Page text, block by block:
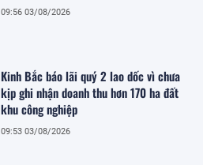
09:56 03/08/2026
Kinh Bắc báo lãi quý 2 lao dốc vì chưa
kịp ghi nhận doanh thu hơn 170 ha đất
khu công nghiệp
09:53 03/08/2026